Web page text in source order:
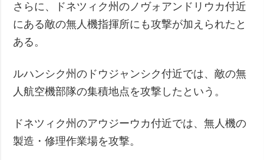
さらに、ドネツィク州のノヴォアンドリウカ付近
にある敵の無人機指揮所にも攻撃が加えられたと
ある。
ルハンシク州のドウジャンシク付近では、敵の無
人航空機部隊の集積地点を攻撃したという。
ドネツィク州のアウジーウカ付近では、無人機の
製造・修理作業場を攻撃。